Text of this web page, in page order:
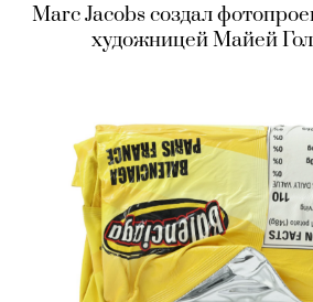
Marc Jacobs создал
художницей Майей